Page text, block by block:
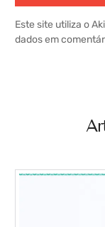
Este site utiliza o
dados em